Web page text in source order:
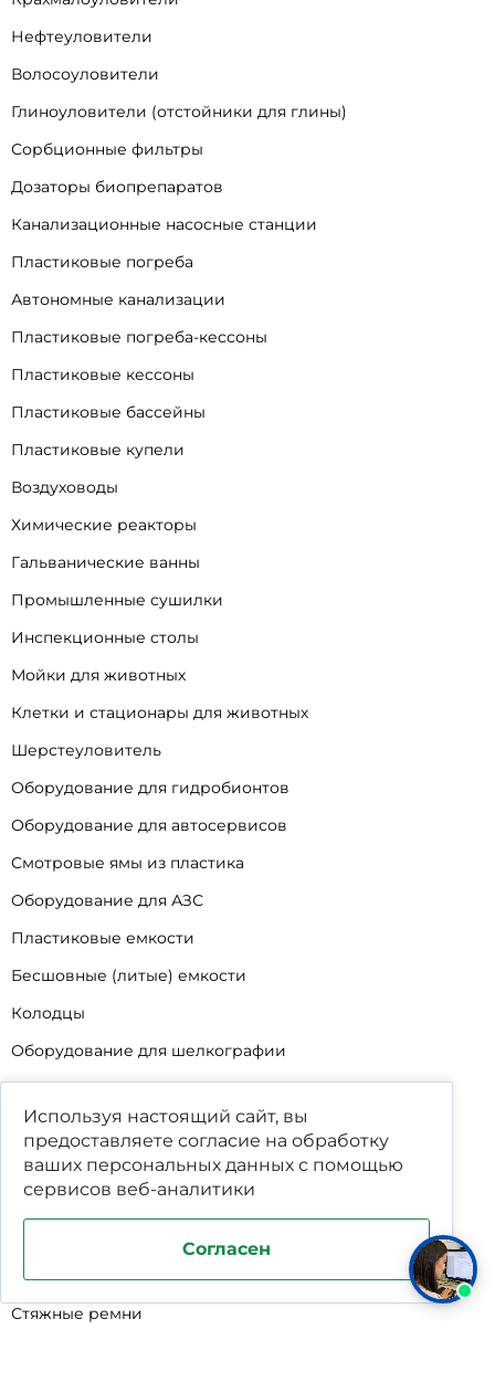
Нефтеуловители
Волосоуловители
Глиноуловители (отстойники для глины)
Сорбционные фильтры
Дозаторы биопрепаратов
Канализационные насосные станции
Пластиковые погреба
Автономные канализации
Пластиковые погреба-кессоны
Пластиковые кессоны
Пластиковые бассейны
Пластиковые купели
Воздуховоды
Химические реакторы
Гальванические ванны
Промышленные сушилки
Инспекционные столы
Мойки для животных
Клетки и стационары для животных
Шерстеуловитель
Оборудование для гидробионтов
Оборудование для автосервисов
Смотровые ямы из пластика
Оборудование для АЗС
Пластиковые емкости
Бесшовные (литые) емкости
Колодцы
Оборудование для шелкографии
Кабины для промывки и напыления
Технические мойки
Биопрепараты
Сигнализатор уровня
Подставка под жироуловители
Фильтр-мешки для пескоуловителей
Стяжные ремни
Используя настоящий сайт, вы
предоставляете согласие на обработку
ваших персональных данных с помощью
сервисов веб-аналитики
Согласен